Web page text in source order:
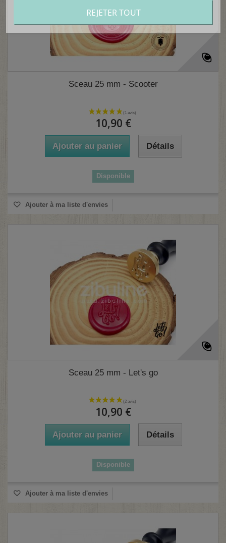
Sceau 25 mm - Scooter
10,90 €
Ajouter au panier Détails
Disponible
Ajouter à ma liste d'envies
Sceau 25 mm - Let's go
10,90 €
Ajouter au panier Détails
Disponible
Ajouter à ma liste d'envies
REJETER TOUT